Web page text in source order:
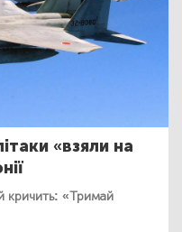
«взяли на
кричить: «Тримай